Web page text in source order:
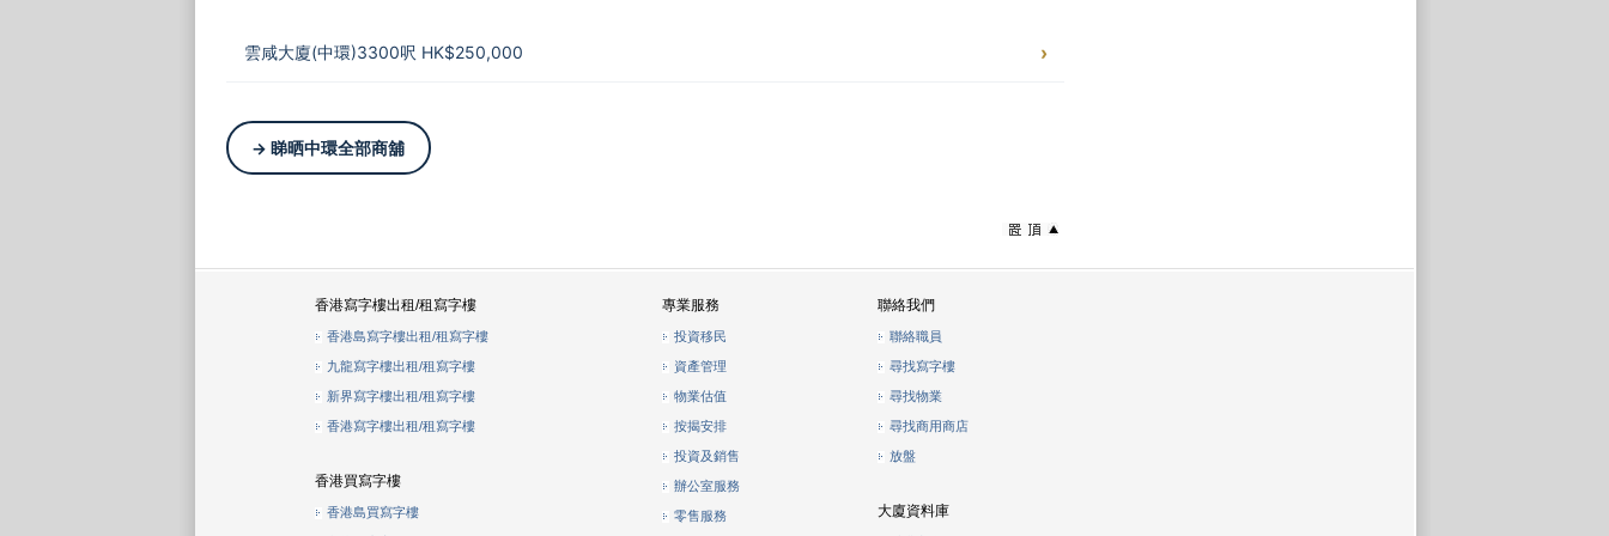
雲咸大廈(中環)3300呎 HK$250,000
→ 睇晒中環全部商舖
香港寫字樓出租/租寫字樓
香港島寫字樓出租/租寫字樓
九龍寫字樓出租/租寫字樓
新界寫字樓出租/租寫字樓
香港寫字樓出租/租寫字樓
香港買寫字樓
香港島買寫字樓
專業服務
投資移民
資產管理
物業估值
按揭安排
投資及銷售
辦公室服務
零售服務
聯絡我們
聯絡職員
尋找寫字樓
尋找物業
尋找商用商店
放盤
大廈資料庫